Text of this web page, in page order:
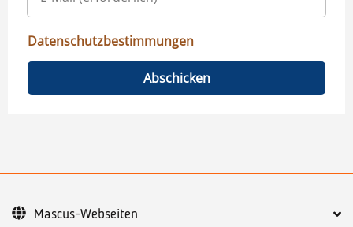
Datenschutzbestimmungen
Abschicken
Mascus-Webseiten